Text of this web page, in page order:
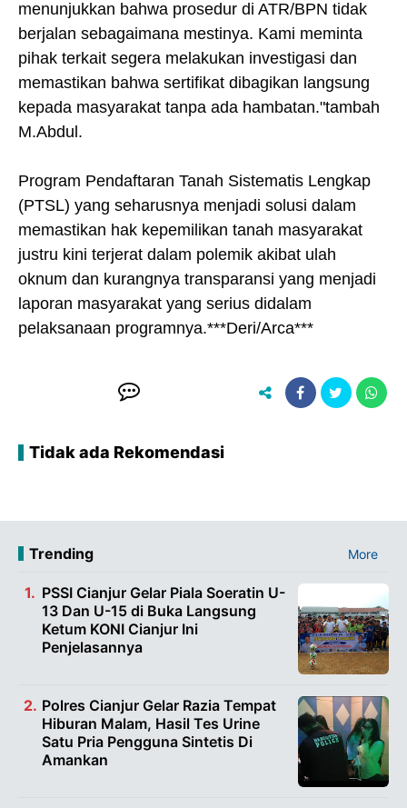
menunjukkan bahwa prosedur di ATR/BPN tidak
berjalan sebagaimana mestinya. Kami meminta
pihak terkait segera melakukan investigasi dan
memastikan bahwa sertifikat dibagikan langsung
kepada masyarakat tanpa ada hambatan."tambah
M.Abdul.
Program Pendaftaran Tanah Sistematis Lengkap
(PTSL) yang seharusnya menjadi solusi dalam
memastikan hak kepemilikan tanah masyarakat
justru kini terjerat dalam polemik akibat ulah
oknum dan kurangnya transparansi yang menjadi
laporan masyarakat yang serius didalam
pelaksanaan programnya.***Deri/Arca***
Tidak ada Rekomendasi
Trending More
PSSI Cianjur Gelar Piala Soeratin U-
13 Dan U-15 di Buka Langsung
Ketum KONI Cianjur Ini
Penjelasannya
Polres Cianjur Gelar Razia Tempat
Hiburan Malam, Hasil Tes Urine
Satu Pria Pengguna Sintetis Di
Amankan